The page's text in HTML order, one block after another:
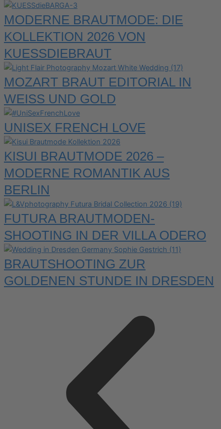
MODERNE BRAUTMODE: DIE
KOLLEKTION 2026 VON
KUESSDIEBRAUT
MOZART BRAUT EDITORIAL IN
WEISS UND GOLD
UNISEX FRENCH LOVE
KISUI BRAUTMODE 2026 –
MODERNE ROMANTIK AUS
BERLIN
FUTURA BRAUTMODEN-
SHOOTING IN DER VILLA ODERO
BRAUTSHOOTING ZUR
GOLDENEN STUNDE IN DRESDEN